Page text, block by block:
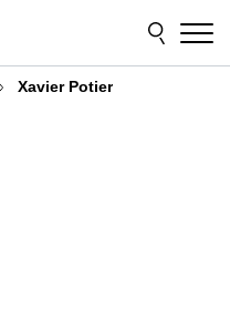
Xavier Potier